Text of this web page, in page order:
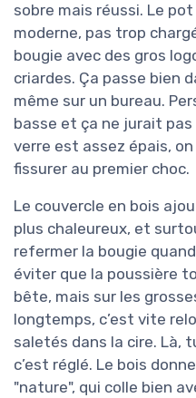
sobre mais réussi. Le
moderne, pas trop
bougie avec des gros
criardes. Ça passe bien
même sur un bureau.
basse et ça ne jurait
verre est assez épais,
fissurer au premier choc.
Le couvercle en bois
plus chaleureux, et
refermer la bougie
éviter que la poussière
bête, mais sur les
longtemps, c’est vite
saletés dans la cire. Là,
c’est réglé. Le bois
"nature", qui colle bien